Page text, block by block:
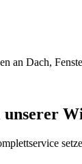
an Dach,